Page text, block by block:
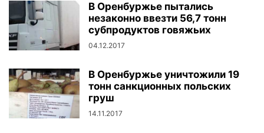
В Оренбуржье пытались
незаконно ввезти 56,7 тонн
субпродуктов говяжьих
04.12.2017
В Оренбуржье уничтожили 19
тонн санкционных польских
груш
14.11.2017